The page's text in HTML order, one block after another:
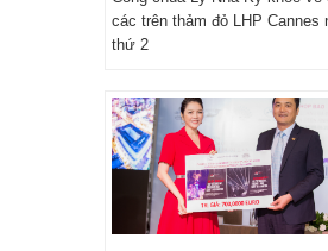
các trên thảm đỏ LHP Cannes
thứ 2